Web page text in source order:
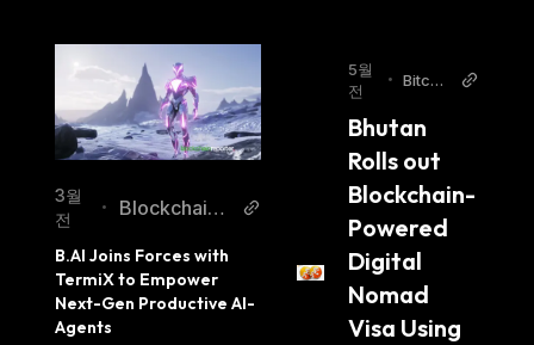
3월
전
•
BlockchainR
B.AI Joins Forces with
TermiX to Empower
Next-Gen Productive AI-
Agents
5월
전
•
Bitcoi
Bhutan
Rolls out
Blockchain-
Powered
Digital
Nomad
Visa Using